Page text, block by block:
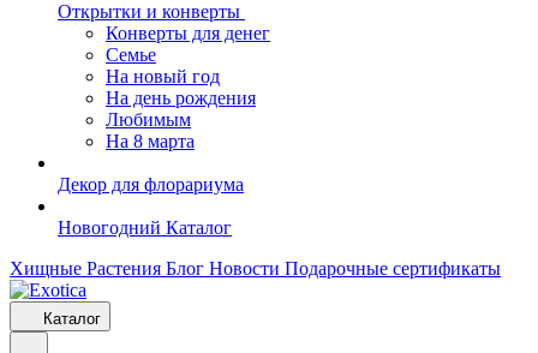
Открытки и конверты
Конверты для денег
Семье
На новый год
На день рождения
Любимым
На 8 марта
Декор для флорариума
Новогодний Каталог
Хищные Растения Блог Новости Подарочные сертификаты
Каталог